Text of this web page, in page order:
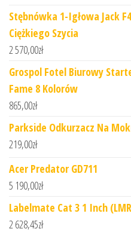
Stębnówka 1-Igłowa Jack
Ciężkiego Szycia
2 570,00zł
Grospol Fotel Biurowy
Fame 8 Kolorów
865,00zł
Parkside Odkurzacz Na
219,00zł
Acer Predator GD711
5 190,00zł
Labelmate Cat 3 1 Inch
2 628,45zł